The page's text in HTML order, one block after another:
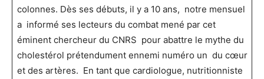
colonnes. Dès ses débuts, il y a 10 ans, notre mensuel
a informé ses lecteurs du combat mené par cet
éminent chercheur du CNRS pour abattre le mythe du
cholestérol prétendument ennemi numéro un du cœur
et des artères. En tant que cardiologue, nutritionniste